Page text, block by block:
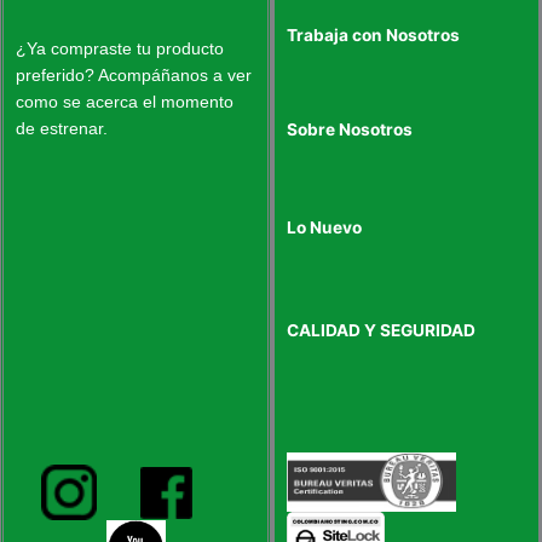
¿Ya compraste tu producto
preferido? Acompáñanos a ver
como se acerca el momento
de estrenar.
Trabaja con Nosotros
Sobre Nosotros
Lo Nuevo
CALIDAD Y SEGURIDAD